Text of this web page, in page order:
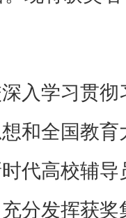
学习贯彻
和全国教
代高校辅
分发挥获